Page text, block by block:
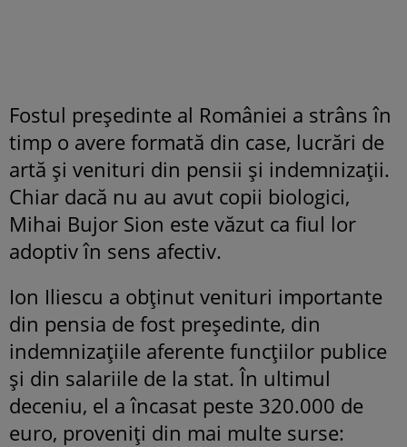
Fostul președinte al României a strâns în
timp o avere formată din case, lucrări de
artă și venituri din pensii și indemnizații.
Chiar dacă nu au avut copii biologici,
Mihai Bujor Sion este văzut ca fiul lor
adoptiv în sens afectiv.
Ion Iliescu a obținut venituri importante
din pensia de fost președinte, din
indemnizațiile aferente funcțiilor publice
și din salariile de la stat. În ultimul
deceniu, el a încasat peste 320.000 de
euro, proveniți din mai multe surse: